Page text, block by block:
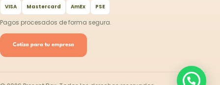
VISA Mastercard AmEx PSE
Pagos procesados de forma segura.
Cotiza para tu empresa